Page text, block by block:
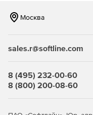
программы.
популярных
Москва
sales.r@softline.com
8 (495) 232-00-60
8 (800) 200-08-60